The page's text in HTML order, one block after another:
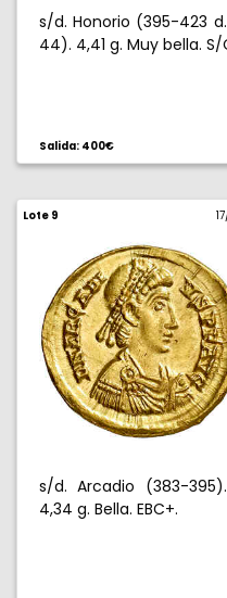
s/d. Honorio (395-423
44). 4,41 g. Muy bella. S/
Salida: 400€
Lote 9
s/d. Arcadio (383-
4,34 g. Bella. EBC+.